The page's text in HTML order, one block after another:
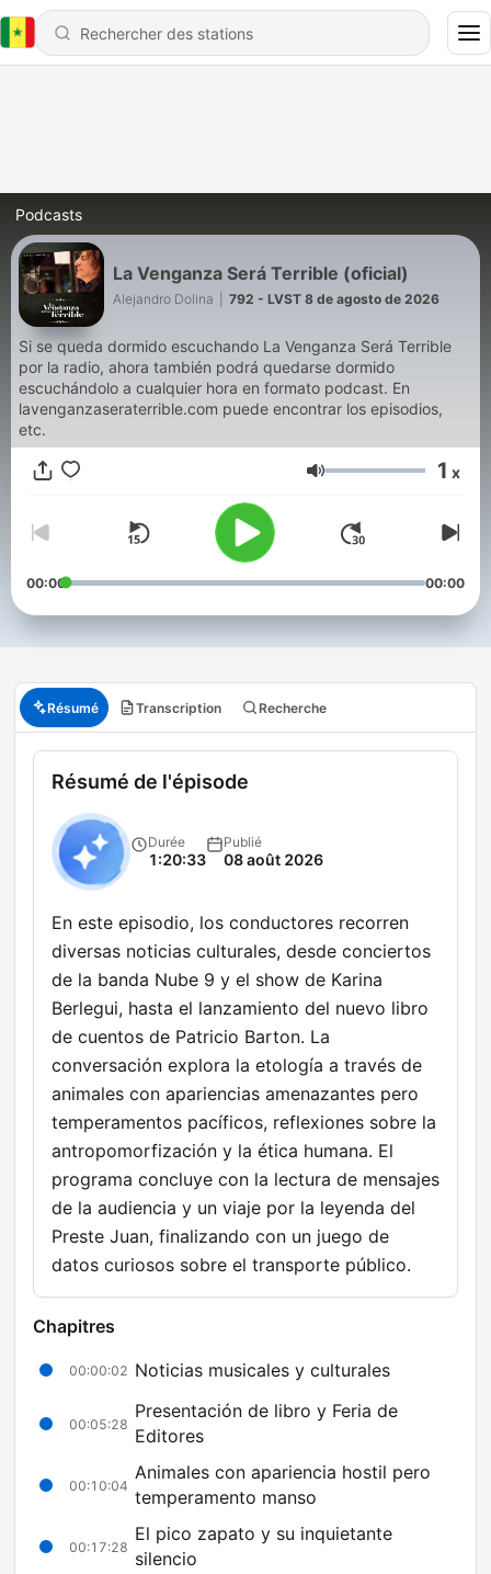
Podcasts
La Venganza Será Terrible (oficial)
Alejandro Dolina 792 - LVST 8 de agosto de 2026
Si se queda dormido escuchando La Venganza Será Terrible
por la radio, ahora también podrá quedarse dormido
escuchándolo a cualquier hora en formato podcast. En
lavenganzaseraterrible.com puede encontrar los episodios,
etc.
Volume 1 x
00:00 00:00
Résumé Transcription Recherche
Résumé de l'épisode
Durée
1:20:33
Publié
08 août 2026
En este episodio, los conductores recorren
diversas noticias culturales, desde conciertos
de la banda Nube 9 y el show de Karina
Berlegui, hasta el lanzamiento del nuevo libro
de cuentos de Patricio Barton. La
conversación explora la etología a través de
animales con apariencias amenazantes pero
temperamentos pacíficos, reflexiones sobre la
antropomorfización y la ética humana. El
programa concluye con la lectura de mensajes
de la audiencia y un viaje por la leyenda del
Preste Juan, finalizando con un juego de
datos curiosos sobre el transporte público.
Chapitres
00:00:02 Noticias musicales y culturales
00:05:28
Presentación de libro y Feria de
Editores
00:10:04
Animales con apariencia hostil pero
temperamento manso
00:17:28
El pico zapato y su inquietante
silencio